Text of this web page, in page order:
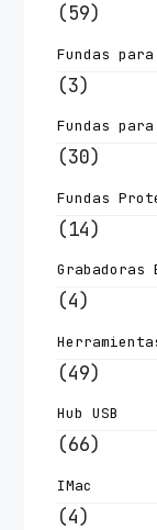
(59)
Fundas
(3)
Fundas
(30)
Fundas
(14)
Grabadoras
(4)
(49)
Hub USB
(66)
IMac
(4)